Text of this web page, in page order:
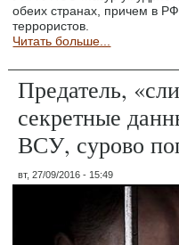
обеих странах, причем в
террористов.
Читать больше...
Предатель,
секретные
ВСУ, сурово
вт, 27/09/2016 - 15:49